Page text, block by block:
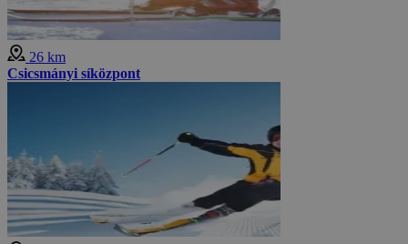
26 km
Csicsmányi síközpont